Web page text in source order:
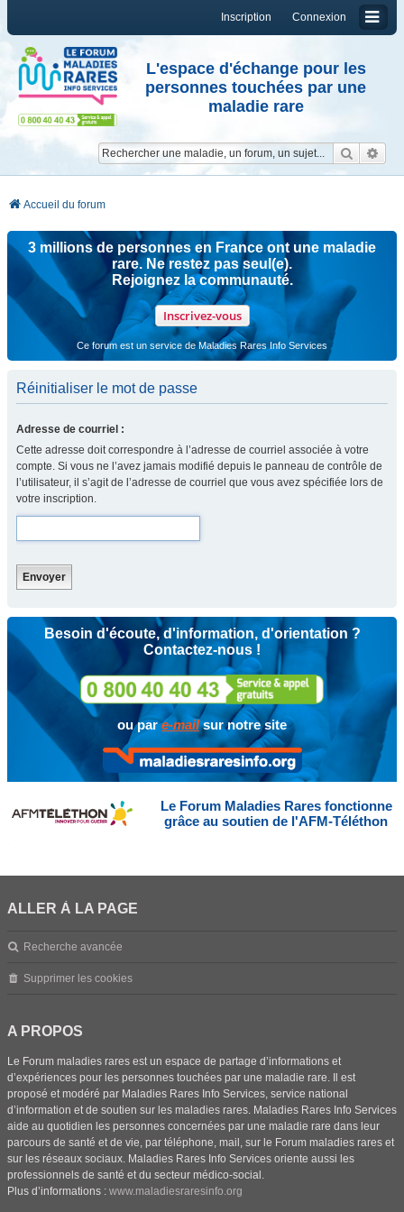
Connexion
Inscription
L'espace d'échange pour les
personnes touchées par une
maladie rare
Accueil du forum
3 millions de personnes en France ont une maladie
rare. Ne restez pas seul(e).
Rejoignez la communauté.
Inscrivez-vous
Ce forum est un service de Maladies Rares Info Services
Réinitialiser le mot de passe
Adresse de courriel :
Cette adresse doit correspondre à l’adresse de courriel associée à votre
compte. Si vous ne l’avez jamais modifié depuis le panneau de contrôle de
l’utilisateur, il s’agit de l’adresse de courriel que vous avez spécifiée lors de
votre inscription.
Besoin d'écoute, d'information, d'orientation ?
Contactez-nous !
ou pare-mailsur notre site
Le Forum Maladies Rares fonctionne
grâce au soutien de l'AFM-Téléthon
ALLER À LA PAGE
Recherche avancée
Supprimer les cookies
A PROPOS
Le Forum maladies rares est un espace de partage d’informations et
d’expériences pour les personnes touchées par une maladie rare. Il est
proposé et modéré par Maladies Rares Info Services, service national
d’information et de soutien sur les maladies rares. Maladies Rares Info Services
aide au quotidien les personnes concernées par une maladie rare dans leur
parcours de santé et de vie, par téléphone, mail, sur le Forum maladies rares et
sur les réseaux sociaux. Maladies Rares Info Services oriente aussi les
professionnels de santé et du secteur médico-social.
Plus d’informations : www.maladiesraresinfo.org